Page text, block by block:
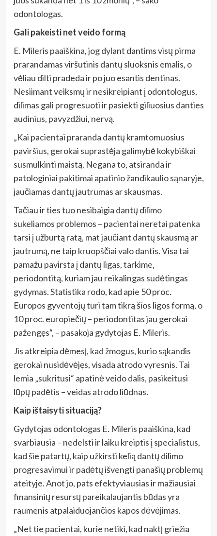
odontologas.
Gali pakeisti net veido formą
E. Mileris paaiškina, jog dylant dantims visų pirma
prarandamas viršutinis dantų sluoksnis emalis, o
vėliau dilti pradeda ir po juo esantis dentinas.
Nesiimant veiksmų ir nesikreipiant į odontologus,
dilimas gali progresuoti ir pasiekti giliuosius danties
audinius, pavyzdžiui, nervą.
„Kai pacientai praranda dantų kramtomuosius
paviršius, gerokai suprastėja galimybė kokybiškai
susmulkinti maistą. Negana to, atsiranda ir
patologiniai pakitimai apatinio žandikaulio sąnaryje,
jaučiamas dantų jautrumas ar skausmas.
Tačiau ir ties tuo nesibaigia dantų dilimo
sukeliamos problemos – pacientai neretai patenka
tarsi į užburtą ratą, mat jaučiant dantų skausmą ar
jautrumą, ne taip kruopščiai valo dantis. Visa tai
pamažu pavirsta į dantų ligas, tarkime,
periodontitą, kuriam jau reikalingas sudėtingas
gydymas. Statistika rodo, kad apie 50 proc.
Europos gyventojų turi tam tikrą šios ligos formą, o
10 proc. europiečių – periodontitas jau gerokai
pažengęs“, – pasakoja gydytojas E. Mileris.
Jis atkreipia dėmesį, kad žmogus, kurio sąkandis
gerokai nusidėvėjęs, visada atrodo vyresnis. Tai
lemia „sukritusi“ apatinė veido dalis, pasikeitusi
lūpų padėtis – veidas atrodo liūdnas.
Kaip ištaisyti situaciją?
Gydytojas odontologas E. Mileris paaiškina, kad
svarbiausia – nedelsti ir laiku kreiptis į specialistus,
kad šie patartų, kaip užkirsti kelią dantų dilimo
progresavimui ir padėtų išvengti panašių problemų
ateityje. Anot jo, pats efektyviausias ir mažiausiai
finansinių resursų pareikalaujantis būdas yra
raumenis atpalaiduojančios kapos dėvėjimas.
„Net tie pacientai, kurie netiki, kad naktį griežia